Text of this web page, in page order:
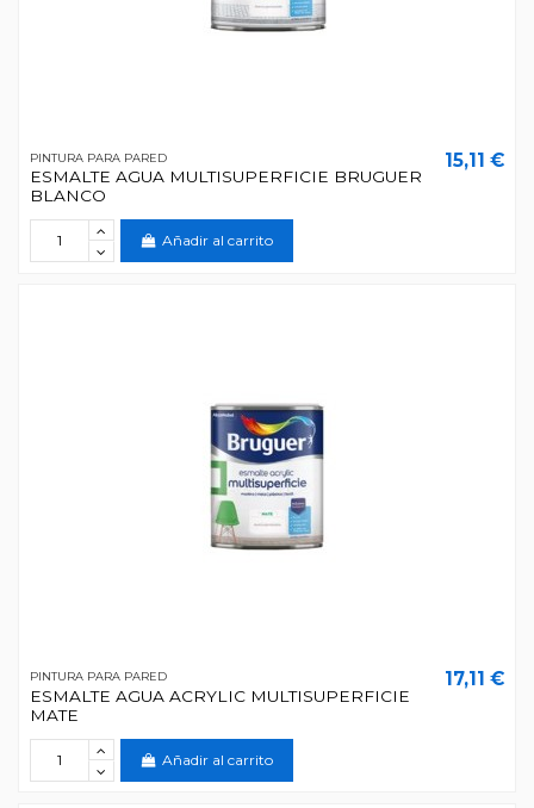
PINTURA PARA PARED
ESMALTE AGUA MULTISUPERFICIE BRUGUER
BLANCO
15,11 €
Añadir al carrito
PINTURA PARA PARED
ESMALTE AGUA ACRYLIC MULTISUPERFICIE
MATE
17,11 €
Añadir al carrito